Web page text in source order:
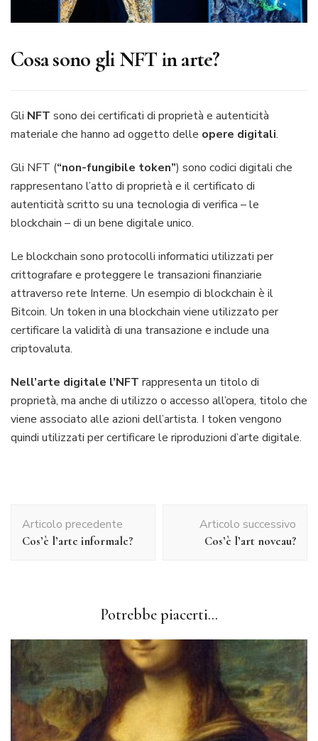
Cosa sono gli NFT in arte?
Gli NFT sono dei certificati di proprietà e autenticità
materiale che hanno ad oggetto delle opere digitali.
Gli NFT (“non-fungibile token”) sono codici digitali che
rappresentano l’atto di proprietà e il certificato di
autenticità scritto su una tecnologia di verifica – le
blockchain – di un bene digitale unico.
Le blockchain sono protocolli informatici utilizzati per
crittografare e proteggere le transazioni finanziarie
attraverso rete Interne. Un esempio di blockchain è il
Bitcoin. Un token in una blockchain viene utilizzato per
certificare la validità di una transazione e include una
criptovaluta.
Nell’arte digitale l’NFT rappresenta un titolo di
proprietà, ma anche di utilizzo o accesso all’opera, titolo che
viene associato alle azioni dell’artista. I token vengono
quindi utilizzati per certificare le riproduzioni d’arte digitale.
articolo
Articolo precedente
Cos’è l’arte informale?
Articolo successivo
Cos’è l’art noveau?
Potrebbe piacerti...